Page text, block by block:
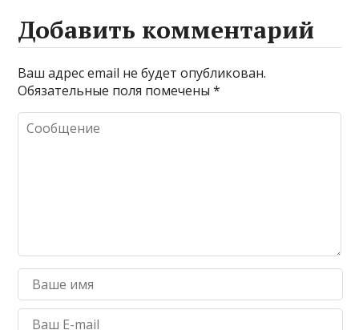
Добавить комментарий
Ваш адрес email не будет опубликован.
Обязательные поля помечены*